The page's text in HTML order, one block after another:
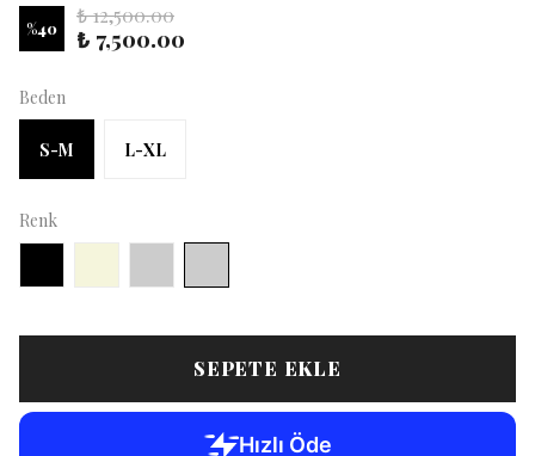
%40
₺ 12,500.00
₺ 7,500.00
Beden
S-M L-XL
Renk
SEPETE EKLE